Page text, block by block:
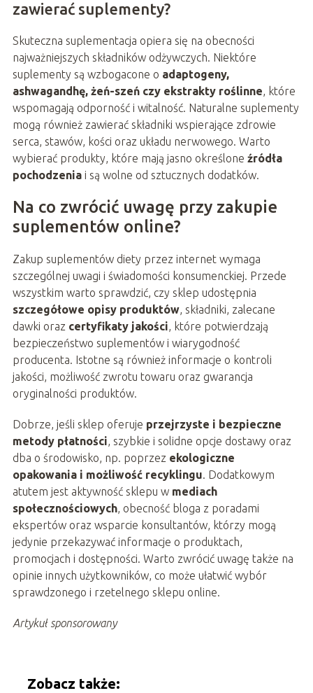
zawierać suplementy?
Skuteczna suplementacja opiera się na obecności
najważniejszych składników odżywczych. Niektóre
suplementy są wzbogacone o adaptogeny,
ashwagandhę, żeń-szeń czy ekstrakty roślinne, które
wspomagają odporność i witalność. Naturalne suplementy
mogą również zawierać składniki wspierające zdrowie
serca, stawów, kości oraz układu nerwowego. Warto
wybierać produkty, które mają jasno określone źródła
pochodzeniai są wolne od sztucznych dodatków.
Na co zwrócić uwagę przy zakupie
suplementów online?
Zakup suplementów diety przez internet wymaga
szczególnej uwagi i świadomości konsumenckiej. Przede
wszystkim warto sprawdzić, czy sklep udostępnia
szczegółowe opisy produktów, składniki, zalecane
dawki oraz certyfikaty jakości, które potwierdzają
bezpieczeństwo suplementów i wiarygodność
producenta. Istotne są również informacje o kontroli
jakości, możliwość zwrotu towaru oraz gwarancja
oryginalności produktów.
Dobrze, jeśli sklep oferuje przejrzyste i bezpieczne
metody płatności, szybkie i solidne opcje dostawy oraz
dba o środowisko, np. poprzez ekologiczne
opakowania i możliwość recyklingu. Dodatkowym
atutem jest aktywność sklepu w mediach
społecznościowych, obecność bloga z poradami
ekspertów oraz wsparcie konsultantów, którzy mogą
jedynie przekazywać informacje o produktach,
promocjach i dostępności. Warto zwrócić uwagę także na
opinie innych użytkowników, co może ułatwić wybór
sprawdzonego i rzetelnego sklepu online.
Artykuł sponsorowany
Zobacz także: